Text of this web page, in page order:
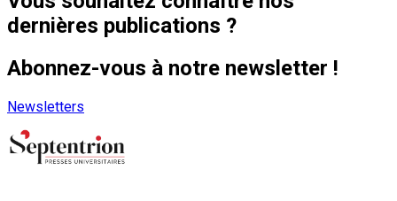
dernières publications ?
Abonnez-vous à notre newsletter !
Newsletters